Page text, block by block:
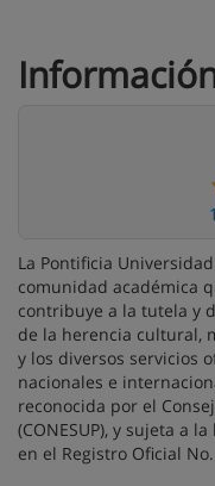
La Pontificia
comunidad académica
contribuye a la tutela y
de la herencia cultural,
y los diversos servicios
nacionales e
reconocida por el
(CONESUP), y sujeta a
en el Registro Oficial